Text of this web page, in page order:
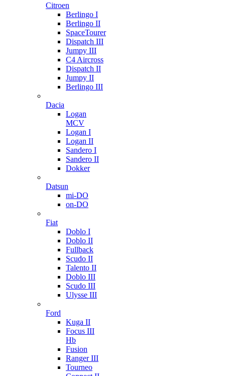
Citroen
Berlingo I
Berlingo II
SpaceTourer
Dispatch III
Jumpy III
C4 Aircross
Dispatch II
Jumpy II
Berlingo III
Dacia
Logan
MCV
Logan I
Logan II
Sandero I
Sandero II
Dokker
Datsun
mi-DO
on-DO
Fiat
Doblo I
Doblo II
Fullback
Scudo II
Talento II
Doblo III
Scudo III
Ulysse III
Ford
Kuga II
Focus III
Hb
Fusion
Ranger III
Tourneo